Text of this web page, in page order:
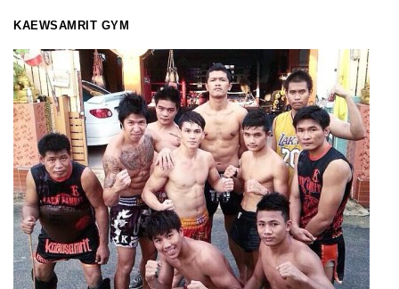
KAEWSAMRIT GYM